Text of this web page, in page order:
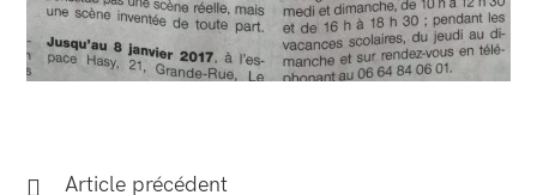
Read Article précédent